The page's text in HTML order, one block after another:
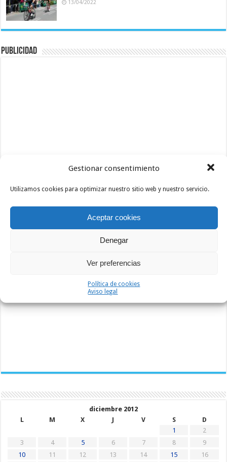
Gestionar consentimiento
Utilizamos cookies para optimizar nuestro sitio web y nuestro servicio.
Aceptar cookies
Denegar
Ver preferencias
Política de cookies
Aviso legal
13/04/2022
Publicidad
diciembre 2012
L
M X J V S
D
1
2
3
4 5 6 7 8
9
10
11 12 13 14 15
16